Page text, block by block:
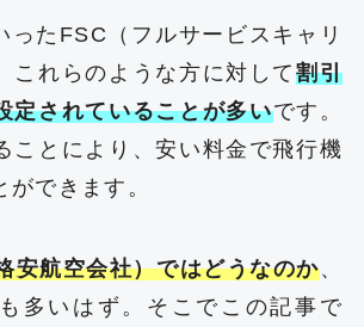
ったFSC（フルサービスキャリ
これらのような方に対して割引
定されていることが多いです。
ことにより、安い料金で飛行機
できます。
安航空会社）ではどうなのか、
多いはず。そこでこの記事で